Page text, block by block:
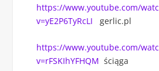
https://www.youtube.com/
v=yE2P6TyRcLI gerlic.pl
https://www.youtube.com/
v=rFSKIhYFHQM ściąga